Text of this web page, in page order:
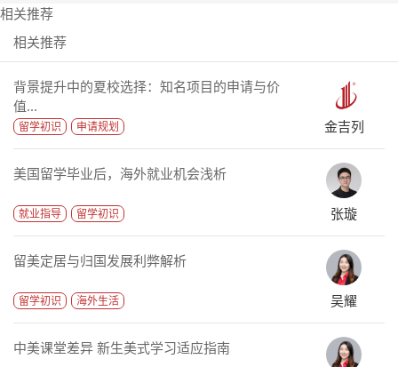
相关推荐
相关推荐
背景提升中的夏校选择：知名项目的申请与价
值...
留学初识 申请规划 金吉列
美国留学毕业后，海外就业机会浅析
就业指导 留学初识 张璇
留美定居与归国发展利弊解析
留学初识 海外生活 吴耀
中美课堂差异 新生美式学习适应指南